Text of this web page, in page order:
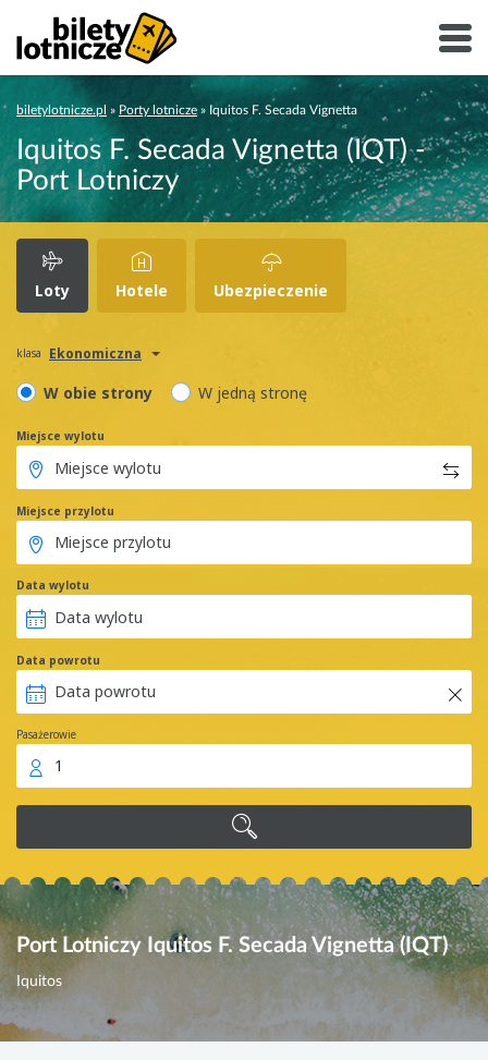
biletylotnicze.pl » Porty lotnicze » Iquitos F. Secada Vignetta
Iquitos F. Secada Vignetta (IQT) -
Port Lotniczy
Loty Hotele Ubezpieczenie
klasa Ekonomiczna
W obie strony W jedną stronę
Miejsce wylotu
Miejsce przylotu
Data wylotu
Data powrotu
Pasażerowie
1
Port Lotniczy Iquitos F. Secada Vignetta (IQT)
Iquitos